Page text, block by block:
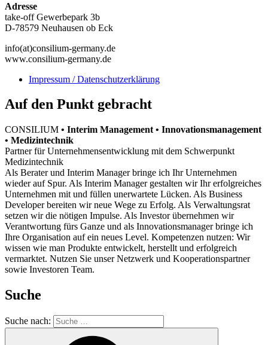
Adresse
take-off Gewerbepark 3b
D-78579 Neuhausen ob Eck
info(at)consilium-germany.de
www.consilium-germany.de
Impressum / Datenschutzerklärung
Auf den Punkt gebracht
CONSILIUM • Interim Management • Innovationsmanagement
• Medizintechnik
Partner für Unternehmensentwicklung mit dem Schwerpunkt
Medizintechnik
Als Berater und Interim Manager bringe ich Ihr Unternehmen
wieder auf Spur. Als Interim Manager gestalten wir Ihr erfolgreiches
Unternehmen mit und füllen unerwartete Lücken. Als Business
Developer bereiten wir neue Wege zu Erfolg. Als Verwaltungsrat
setzen wir die nötigen Impulse. Als Investor übernehmen wir
Verantwortung fürs Ganze und als Innovationsmanager bringe ich
Ihre Organisation auf ein neues Level. Kompetenzen nutzen: Wir
wissen wie man Produkte entwickelt, herstellt und erfolgreich
vermarktet. Nutzen Sie unser Netzwerk und Kooperationspartner
sowie Investoren Team.
Suche
Suche nach: